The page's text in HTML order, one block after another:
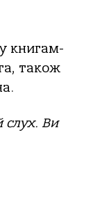
книгам-
також
слух. Ви